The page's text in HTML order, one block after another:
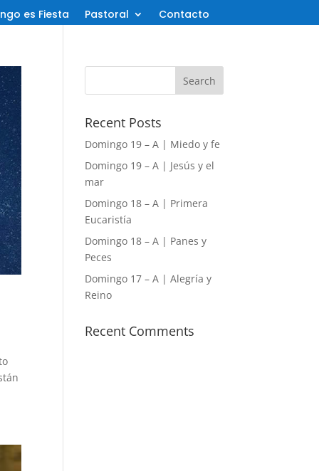
es Fiesta Pastoral Contacto
Recent Posts
Domingo 19 – A | Miedo y fe
Domingo 19 – A | Jesús y el
mar
Domingo 18 – A | Primera
Eucaristía
Domingo 18 – A | Panes y
Peces
Domingo 17 – A | Alegría y
Reino
Recent Comments